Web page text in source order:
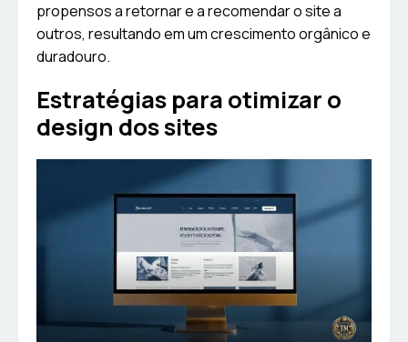
propensos a retornar e a recomendar o site a
outros, resultando em um crescimento orgânico e
duradouro.
Estratégias para otimizar o
design dos sites